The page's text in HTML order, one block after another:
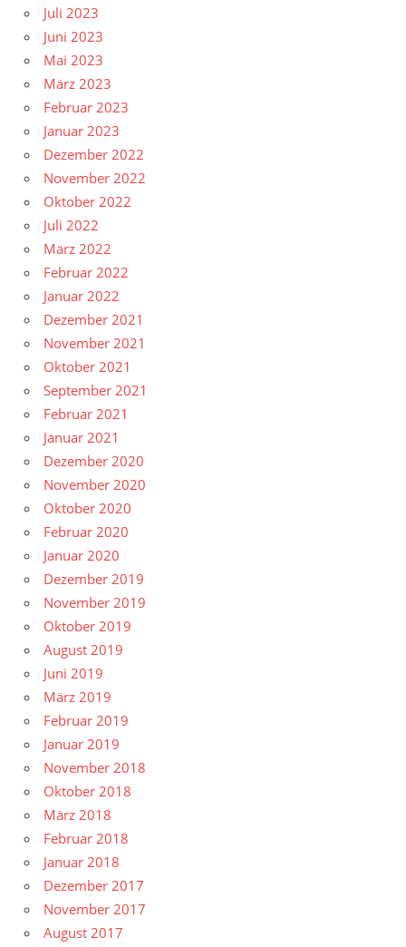
Juli 2023
Juni 2023
Mai 2023
März 2023
Februar 2023
Januar 2023
Dezember 2022
November 2022
Oktober 2022
Juli 2022
März 2022
Februar 2022
Januar 2022
Dezember 2021
November 2021
Oktober 2021
September 2021
Februar 2021
Januar 2021
Dezember 2020
November 2020
Oktober 2020
Februar 2020
Januar 2020
Dezember 2019
November 2019
Oktober 2019
August 2019
Juni 2019
März 2019
Februar 2019
Januar 2019
November 2018
Oktober 2018
März 2018
Februar 2018
Januar 2018
Dezember 2017
November 2017
August 2017